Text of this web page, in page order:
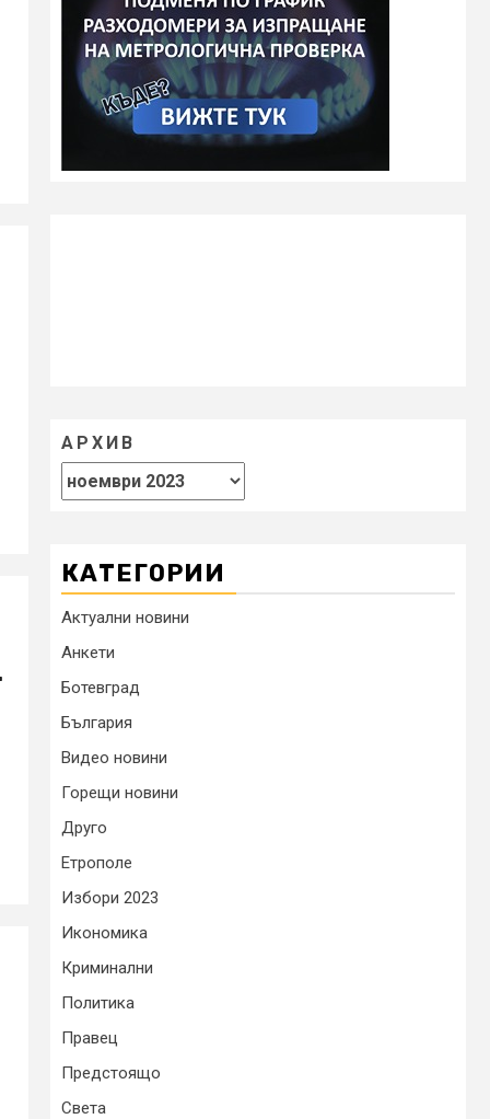
АРХИВ
КАТЕГОРИИ
Актуални новини
Анкети
Ботевград
България
Видео новини
Горещи новини
Друго
Етрополе
Избори 2023
Икономика
Криминални
Политика
Правец
Предстоящо
Света